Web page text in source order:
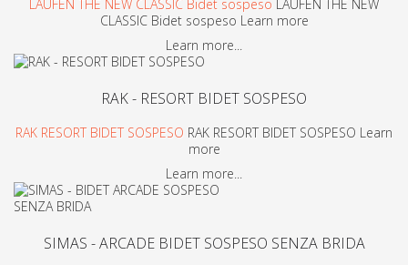
LAUFEN THE NEW CLASSIC Bidet sospeso
LAUFEN THE NEW
CLASSIC Bidet sospeso Learn more
Learn more...
RAK - RESORT BIDET SOSPESO
RAK RESORT BIDET SOSPESO RAK RESORT BIDET SOSPESO Learn
more
Learn more...
SIMAS - ARCADE BIDET SOSPESO SENZA BRIDA